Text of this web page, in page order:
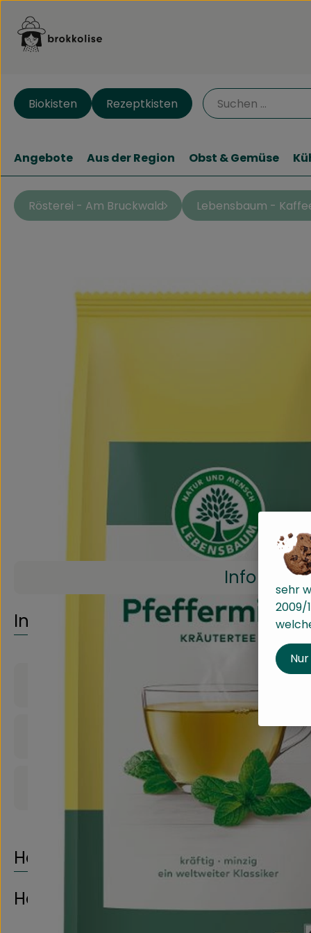
Biokisten Rezeptkisten
Angebote Aus der Region Obst & Gemüse
Rösterei - Am Bruckwald Lebensbaum -
Info
Info
Produktinformationen
Herkunft
Hersteller: LEB
sehr
2009/